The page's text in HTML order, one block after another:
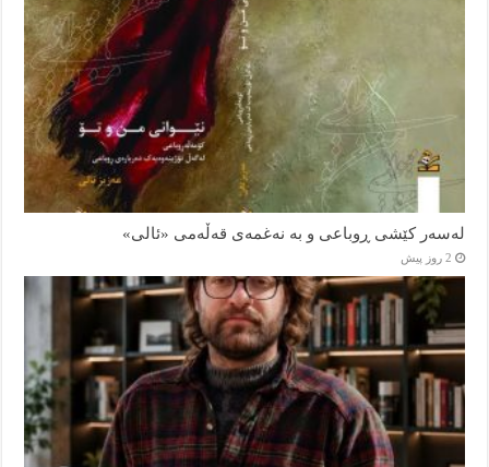
لەسەر کێشی ڕوباعی و به نەغمەی قەڵەمی «ئالی»
2 روز پیش